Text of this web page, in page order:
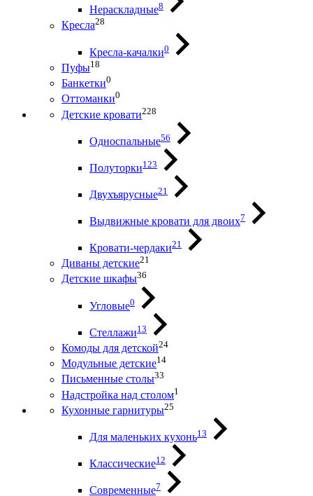
Нераскладные8
Кресла28
Кресла-качалки0
Пуфы18
Банкетки0
Оттоманки0
Детские кровати228
Односпальные56
Полуторки123
Двухъярусные21
Выдвижные кровати для двоих7
Кровати-чердаки21
Диваны детские21
Детские шкафы36
Угловые0
Стеллажи13
Комоды для детской24
Модульные детские14
Письменные столы33
Надстройка над столом1
Кухонные гарнитуры25
Для маленьких кухонь13
Классические12
Современные7